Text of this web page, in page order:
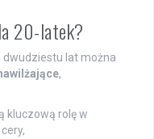
20-latek?
dwudziestu lat można
,
kluczową rolę w